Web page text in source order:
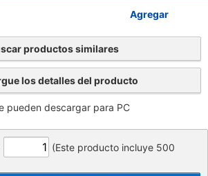
Agregar
productos similares
los detalles del producto
pueden descargar para PC
(Este producto incluye 500